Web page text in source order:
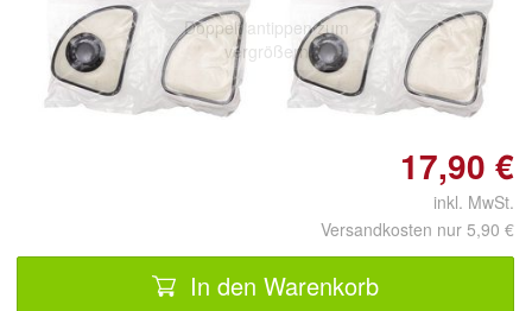
Doppelt antippen zum
vergrößern
17,90 €
inkl. MwSt.
Versandkosten nur 5,90 €
In den Warenkorb